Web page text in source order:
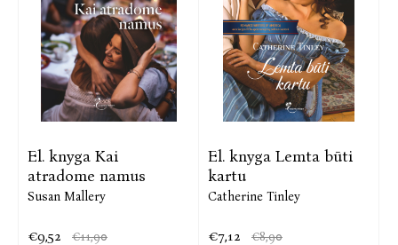
El. knyga Kai
atradome namus
Susan Mallery
€9,52 €11,90
El. knyga Lemta būti
kartu
Catherine Tinley
€7,12 €8,90